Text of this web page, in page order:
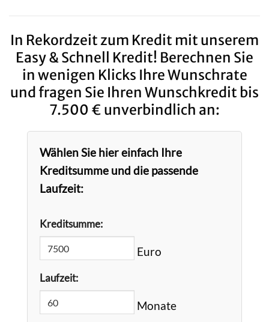
In Rekordzeit zum Kredit mit unserem
Easy & Schnell Kredit! Berechnen Sie
in wenigen Klicks Ihre Wunschrate
und fragen Sie Ihren Wunschkredit bis
7.500 € unverbindlich an:
Wählen Sie hier einfach Ihre
Kreditsumme und die passende
Laufzeit:
Kreditsumme:
Euro
Laufzeit:
Monate